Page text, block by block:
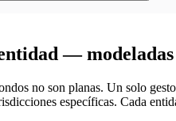
— modeladas
no son planas. Un solo
específicas. Cada